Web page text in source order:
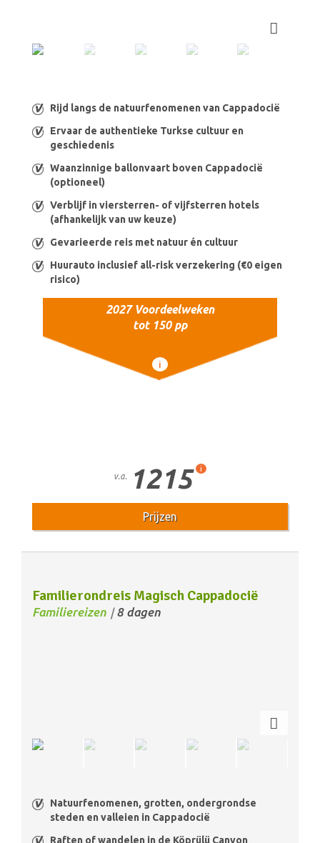
Rijd langs de natuurfenomenen van Cappadocië
Ervaar de authentieke Turkse cultuur en
geschiedenis
Waanzinnige ballonvaart boven Cappadocië
(optioneel)
Verblijf in viersterren- of vijfsterren hotels
(afhankelijk van uw keuze)
Gevarieerde reis met natuur én cultuur
Huurauto inclusief all-risk verzekering (€0 eigen
risico)
2027 Voordeelweken
tot 150 pp
i
v.a. 1215 i
Prijzen
Familierondreis Magisch Cappadocië
Familiereizen /8 dagen
Natuurfenomenen, grotten, ondergrondse
steden en valleien in Cappadocië
Raften of wandelen in de Köprülü Canyon